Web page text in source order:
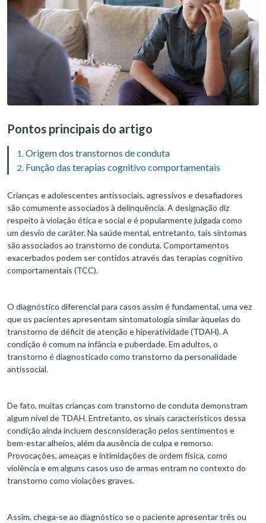
Pontos principais do artigo
Origem dos transtornos de conduta
Função das terapias cognitivo comportamentais
Crianças e adolescentes antissociais, agressivos e desafiadores
são comumente associados à delinquência. A designação diz
respeito à violação ética e social e é popularmente julgada como
um desvio de caráter. Na saúde mental, entretanto, tais sintomas
são associados ao transtorno de conduta. Comportamentos
exacerbados podem ser contidos através das terapias cognitivo
comportamentais (TCC).
O diagnóstico diferencial para casos assim é fundamental, uma vez
que os pacientes apresentam sintomatologia similar àquelas do
transtorno de déficit de atenção e hiperatividade (TDAH). A
condição é comum na infância e puberdade. Em adultos, o
transtorno é diagnosticado como transtorno da personalidade
antissocial.
De fato, muitas crianças com transtorno de conduta demonstram
algum nível de TDAH. Entretanto, os sinais característicos dessa
condição ainda incluem desconsideração pelos sentimentos e
bem-estar alheios, além da ausência de culpa e remorso.
Provocações, ameaças e intimidações de ordem física, como
violência e em alguns casos uso de armas entram no contexto do
transtorno como violações graves.
Assim, chega-se ao diagnóstico se o paciente apresentar três ou